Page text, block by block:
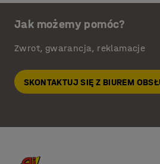
Jak możemy pomóc?
Zwrot, gwarancja, reklamacje
SKONTAKTUJ SIĘ Z BIUREM